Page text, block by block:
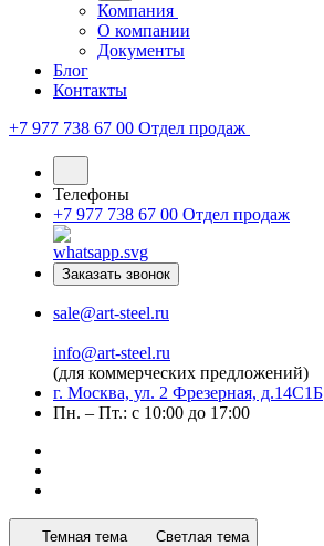
Компания
О компании
Документы
Блог
Контакты
+7 977 738 67 00 Отдел продаж
Телефоны
+7 977 738 67 00 Отдел продаж
Заказать звонок
sale@art-steel.ru
info@art-steel.ru
(для коммерческих предложений)
г. Москва, ул. 2 Фрезерная, д.14С1Б
Пн. – Пт.: с 10:00 до 17:00
Темная тема Светлая тема